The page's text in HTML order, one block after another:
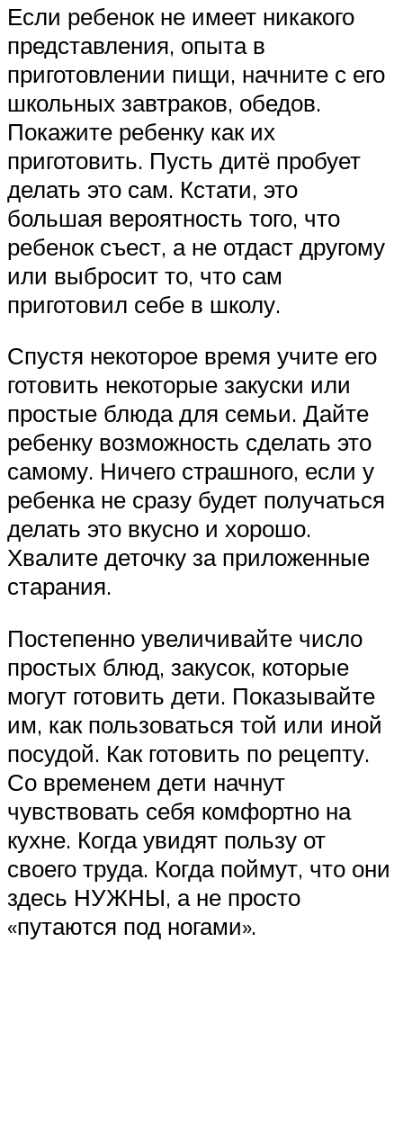
Если ребенок не имеет никакого
представления, опыта в
приготовлении пищи, начните с его
школьных завтраков, обедов.
Покажите ребенку как их
приготовить. Пусть дитё пробует
делать это сам. Кстати, это
большая вероятность того, что
ребенок съест, а не отдаст другому
или выбросит то, что сам
приготовил себе в школу.
Спустя некоторое время учите его
готовить некоторые закуски или
простые блюда для семьи. Дайте
ребенку возможность сделать это
самому. Ничего страшного, если у
ребенка не сразу будет получаться
делать это вкусно и хорошо.
Хвалите деточку за приложенные
старания.
Постепенно увеличивайте число
простых блюд, закусок, которые
могут готовить дети. Показывайте
им, как пользоваться той или иной
посудой. Как готовить по рецепту.
Со временем дети начнут
чувствовать себя комфортно на
кухне. Когда увидят пользу от
своего труда. Когда поймут, что они
здесь НУЖНЫ, а не просто
«путаются под ногами».